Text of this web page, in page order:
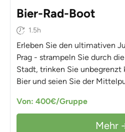
Bier-Rad-Boot
1.5h
Erleben Sie den ultimativen
Prag - strampeln Sie durch
Stadt, trinken Sie unbegrenzt
Bier und seien Sie der
Von: 400€/Gruppe
Mehr